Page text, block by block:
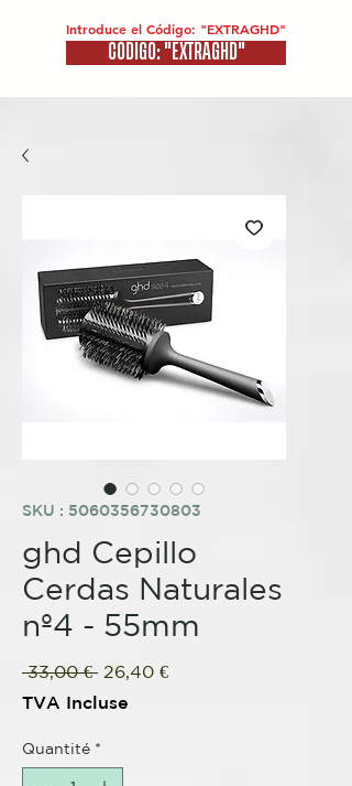
Introduce el Código: "EXTRAGHD"
CÓDIGO: "EXTRAGHD"
SKU : 5060356730803
ghd Cepillo
Cerdas Naturales
nº4 - 55mm
33,00 € Prix
26,40 €Prix
TVA Incluse
Quantité *